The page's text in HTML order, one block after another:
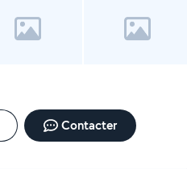
Contacter